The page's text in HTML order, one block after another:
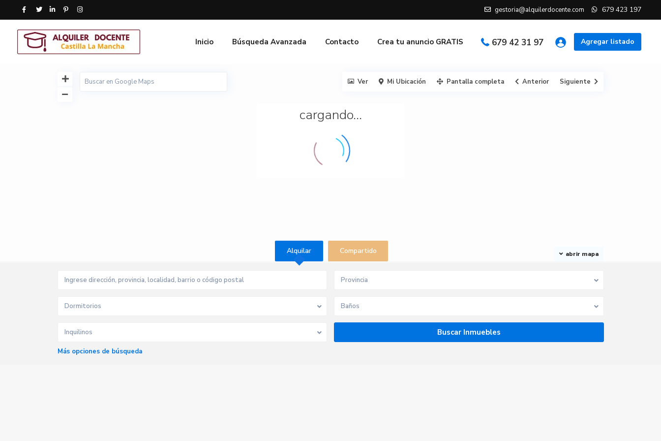
gestoria@alquilerdocente.com 679 423 197
Agregar listado
679 42 31 97
Inicio Búsqueda Avanzada Contacto Crea tu anuncio GRATIS
cargando...
abrir mapa
Ver Mi Ubicación Pantalla completa Anterior Siguiente
Alquilar Compartido
Provincia
Dormitorios Baños
Inquilinos
Más opciones de búsqueda